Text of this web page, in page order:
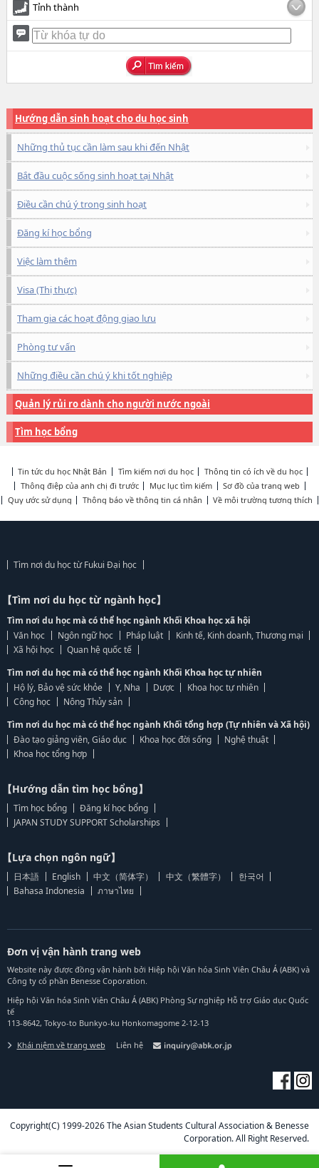
Tỉnh thành
Hướng dẫn sinh hoạt cho du học sinh
Những thủ tục cần làm sau khi đến Nhật
Bắt đầu cuộc sống sinh hoạt tại Nhật
Điều cần chú ý trong sinh hoạt
Đăng kí học bổng
Việc làm thêm
Visa (Thị thực)
Tham gia các hoạt động giao lưu
Phòng tư vấn
Những điều cần chú ý khi tốt nghiệp
Quản lý rủi ro dành cho người nước ngoài
Tìm học bổng
Tin tức du học Nhật Bản Tìm kiếm nơi du học
Thông tin có ích về du học
Thông điệp của anh chị đi trước
Mục lục tìm kiếm
Sơ đồ của trang web
Quy ước sử dụng
Thông báo về thông tin cá nhân Về môi trường tương thích
Tìm nơi du học từ Fukui Đại học
【Tìm nơi du học từ ngành học】
Tìm nơi du học mà có thể học ngành Khối Khoa học xã hội
Văn học
Ngôn ngữ học Pháp luật
Kinh tế, Kinh doanh, Thương mại
Xã hội học
Quan hệ quốc tế
Tìm nơi du học mà có thể học ngành Khối Khoa học tự nhiên
Hộ lý, Bảo vệ sức khỏe
Y, Nha Dược
Khoa học tự nhiên
Công học
Nông Thủy sản
Tìm nơi du học mà có thể học ngành Khối tổng hợp (Tự nhiên và Xã hội)
Đào tạo giảng viên, Giáo dục
Khoa học đời sống
Nghệ thuật
Khoa học tổng hợp
【Hướng dẫn tìm học bổng】
Tìm học bổng
Đăng kí học bổng
JAPAN STUDY SUPPORT Scholarships
【Lựa chọn ngôn ngữ】
日本語 English 中文（简体字） 中文（繁體字）
한국어
Bahasa Indonesia
ภาษาไทย
Đơn vị vận hành trang web
Website này được đồng vận hành bởi Hiệp hội Văn hóa Sinh Viên Châu Á (ABK) và
Công ty cổ phần Benesse Coporation.
Hiệp hội Văn hóa Sinh Viên Châu Á (ABK) Phòng Sự nghiệp Hỗ trợ Giáo dục Quốc
tế
113-8642, Tokyo-to Bunkyo-ku Honkomagome 2-12-13
Khái niệm về trang web Liên hệ
Copyright(C) 1999-2026 The Asian Students Cultural Association & Benesse
Corporation. All Right Reserved.